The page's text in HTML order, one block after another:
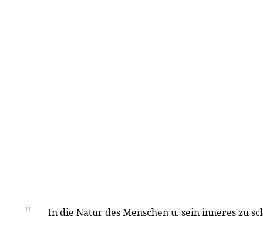
11 In die Natur des Menschen u. sein inneres zu